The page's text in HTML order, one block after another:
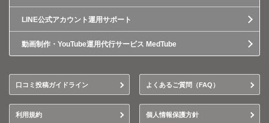
LINE公式アカウント運用サポート
動画制作・YouTube運用代行サービス MedTube
口コミ投稿ガイドライン よくあるご質問（FAQ）
利用規約 個人情報保護方針